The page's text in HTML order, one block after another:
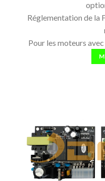
Réglementation de la
Pour les moteurs